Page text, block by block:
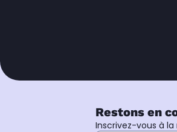
Restons en
Inscrivez-vous à